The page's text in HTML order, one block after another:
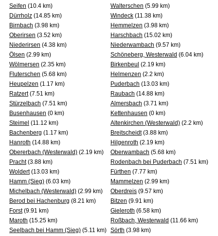
Seifen (10.4 km) Walterschen (5.99 km)
Dürrholz (14.85 km) Windeck (11.38 km)
Birnbach (3.98 km) Hemmelzen (3.98 km)
Oberirsen (3.52 km) Harschbach (15.02 km)
Niederirsen (4.38 km) Niederwambach (9.57 km)
Ölsen (2.99 km) Schöneberg, Westerwald (6.04 km)
Wölmersen (2.35 km) Birkenbeul (2.19 km)
Fluterschen (5.68 km) Helmenzen (2.2 km)
Heupelzen (1.17 km) Puderbach (13.03 km)
Ratzert(7.51 km) Raubach (14.88 km)
Stürzelbach (7.51 km) Almersbach (3.71 km)
Busenhausen (0 km) Kettenhausen (0 km)
Steimel (11.12 km) Altenkirchen (Westerwald) (2.2 km)
Bachenberg (1.17 km) Breitscheidt(3.88 km)
Hanroth (14.88 km) Hilgenroth (2.19 km)
Obererbach (Westerwald) (2.19 km) Oberwambach (5.68 km)
Pracht(3.88 km) Rodenbach bei Puderbach (7.51 km)
Woldert(13.03 km) Fürthen (7.77 km)
Hamm (Sieg) (6.03 km) Mammelzen (2.99 km)
Michelbach (Westerwald) (2.99 km) Oberdreis (9.57 km)
Berod bei Hachenburg (8.21 km) Bitzen (9.91 km)
Forst(9.91 km) Gieleroth (6.58 km)
Maroth (15.25 km) Roßbach, Westerwald (11.66 km)
Seelbach bei Hamm (Sieg) (5.11 km) Sörth (3.98 km)